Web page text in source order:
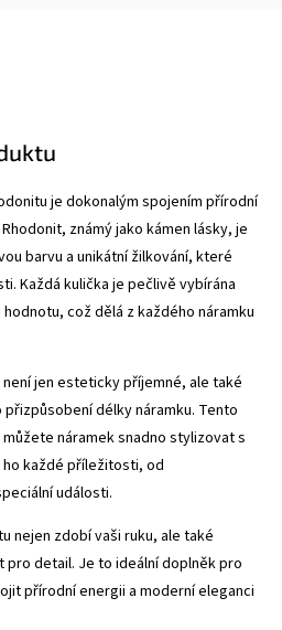
je dokonalým spojením přírodní
známý jako kámen lásky, je
barvu a unikátní žilkování, které
Každá kulička je pečlivě vybírána
což dělá z každého náramku
jen esteticky příjemné, ale také
délky náramku. Tento
náramek snadno stylizovat s
každé příležitosti, od
události.
nejen zdobí vaši ruku, ale také
pro detail. Je to ideální doplněk pro
přírodní energii a moderní eleganci